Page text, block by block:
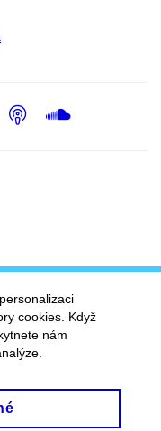
Podcast
cookies. Když
nám